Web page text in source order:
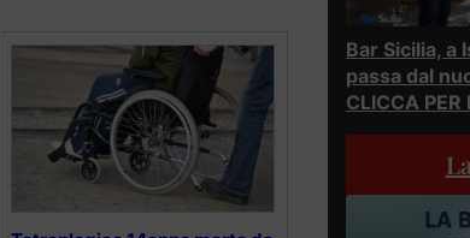
Bar Sicilia, a
passa dal
CLICCA PER